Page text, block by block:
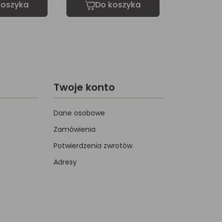
Do koszyka
Twoje konto
Dane osobowe
Zamówienia
Potwierdzenia zwrotów
Adresy